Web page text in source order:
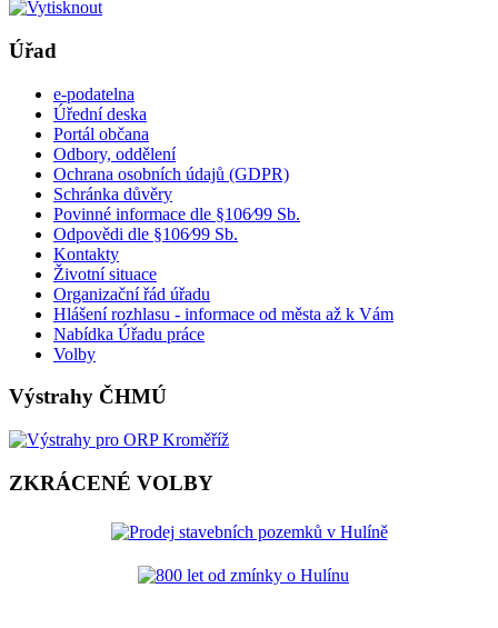
Úřad
e-podatelna
Úřední deska
Portál občana
Odbory, oddělení
Ochrana osobních údajů (GDPR)
Schránka důvěry
Povinné informace dle §106⁄99 Sb.
Odpovědi dle §106⁄99 Sb.
Kontakty
Životní situace
Organizační řád úřadu
Hlášení rozhlasu - informace od města až k Vám
Nabídka Úřadu práce
Volby
Výstrahy ČHMÚ
ZKRÁCENÉ VOLBY